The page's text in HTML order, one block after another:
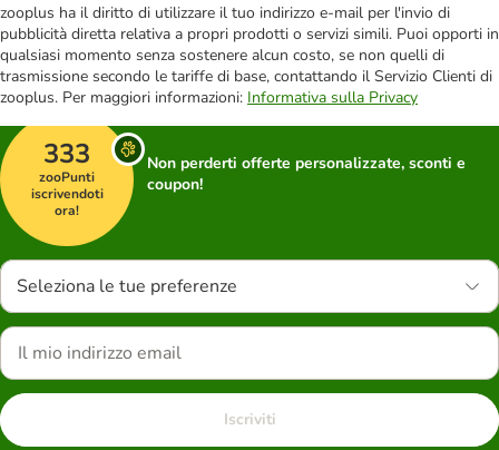
zooplus ha il diritto di utilizzare il tuo indirizzo e-mail per l'invio di
pubblicità diretta relativa a propri prodotti o servizi simili. Puoi opporti in
qualsiasi momento senza sostenere alcun costo, se non quelli di
trasmissione secondo le tariffe di base, contattando il Servizio Clienti di
zooplus. Per maggiori informazioni: Informativa sulla Privacy
333
zooPunti
iscrivendoti
ora!
Non perderti offerte personalizzate, sconti e
coupon!
Seleziona le tue preferenze
Iscriviti